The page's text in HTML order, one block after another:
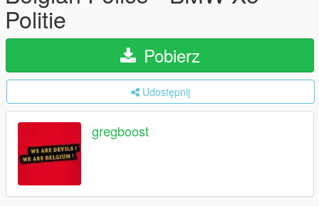
Politie
Pobierz
Udostępnij
gregboost